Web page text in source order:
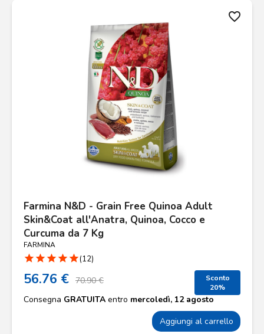
favorite_border
Farmina N&D - Grain Free Quinoa Adult
Skin&Coat all'Anatra, Quinoa, Cocco e
Curcuma da 7 Kg
FARMINA
star star star star star(12)
56.76 € 70.90 €
Sconto
20%
Consegna GRATUITA entro mercoledì, 12 agosto
Aggiungi al carrello